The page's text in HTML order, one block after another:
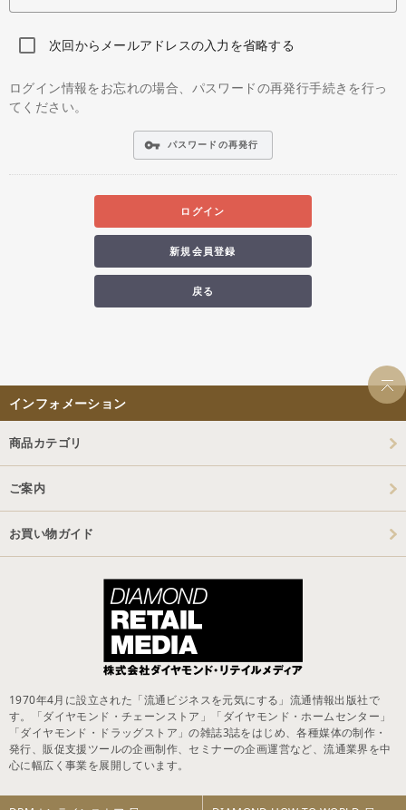
次回からメールアドレスの入力を省略する
ログイン情報をお忘れの場合、パスワードの再発行手続きを行っ
てください。
vpn_key パスワードの再発行
ログイン
新規会員登録
戻る
インフォメーション
商品カテゴリ
ご案内
お買い物ガイド
1970年4月に設立された「流通ビジネスを元気にする」流通情報出版社で
す。「ダイヤモンド・チェーンストア」「ダイヤモンド・ホームセンター」
「ダイヤモンド・ドラッグストア」の雑誌3誌をはじめ、各種媒体の制作・
発行、販促支援ツールの企画制作、セミナーの企画運営など、流通業界を中
心に幅広く事業を展開しています。